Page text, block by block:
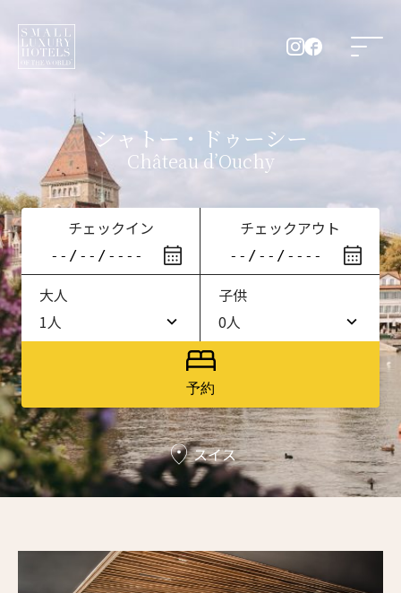
シャトー・ドゥーシー
Château d’Ouchy
チェックイン チェックアウト
大人
1人
1人
3人
4人
5人
子供
0人
0人
2人
3人
4人
6人
予約
スイス